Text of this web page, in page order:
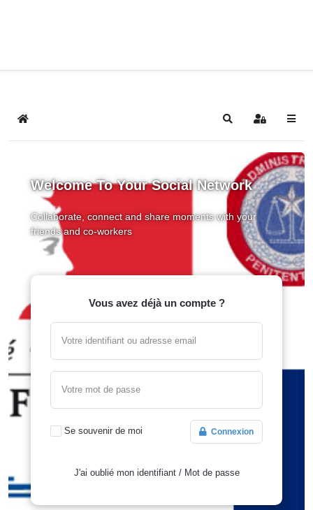
Home SearchSign In
Welcome To Your Social Network
Collaborate, connect and share moments with your
friends and co-workers
Vous avez déjà un compte ?
Votre identifiant ou adresse email
Votre mot de passe
Se souvenir de moi Connexion
J'ai oublié mon identifiant/ Mot de passe